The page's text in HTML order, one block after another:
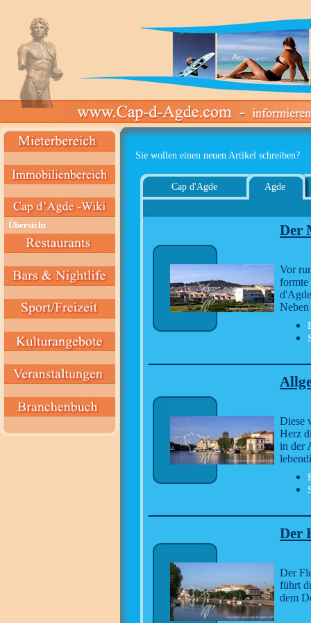
Übersicht
Sie wollen einen neuen Artikel schreiben?
Cap d'Agde Agde
Der
Vor
formte
Neben
Diese
Herz
in der
Der
Der
führt
dem